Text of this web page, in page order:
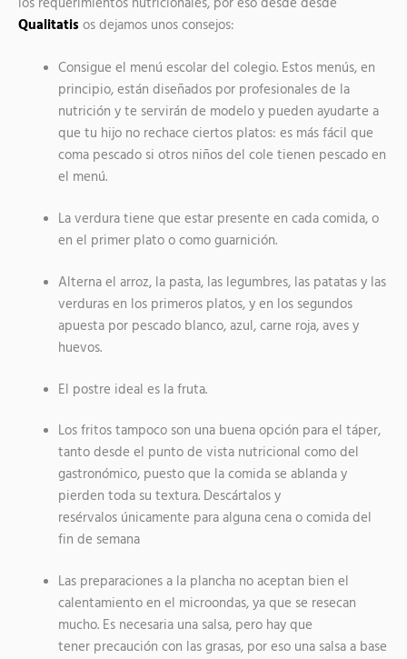
Qualitatis os dejamos unos consejos:
Consigue el menú escolar del colegio. Estos menús, en
principio, están diseñados por profesionales de la
nutrición y te servirán de modelo y pueden ayudarte a
que tu hijo no rechace ciertos platos: es más fácil que
coma pescado si otros niños del cole tienen pescado en
el menú.
La verdura tiene que estar presente en cada comida, o
en el primer plato o como guarnición.
Alterna el arroz, la pasta, las legumbres, las patatas y las
verduras en los primeros platos, y en los segundos
apuesta por pescado blanco, azul, carne roja, aves y
huevos.
El postre ideal es la fruta.
Los fritos tampoco son una buena opción para el táper,
tanto desde el punto de vista nutricional como del
gastronómico, puesto que la comida se ablanda y
pierden toda su textura. Descártalos y
resérvalos únicamente para alguna cena o comida del
fin de semana
Las preparaciones a la plancha no aceptan bien el
calentamiento en el microondas, ya que se resecan
mucho. Es necesaria una salsa, pero hay que
tener precaución con las grasas, por eso una salsa a base